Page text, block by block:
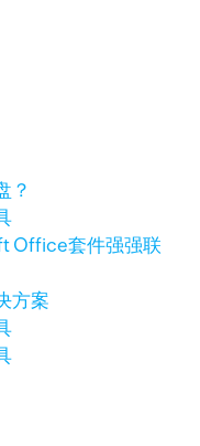
？
Office套件强强联
方案